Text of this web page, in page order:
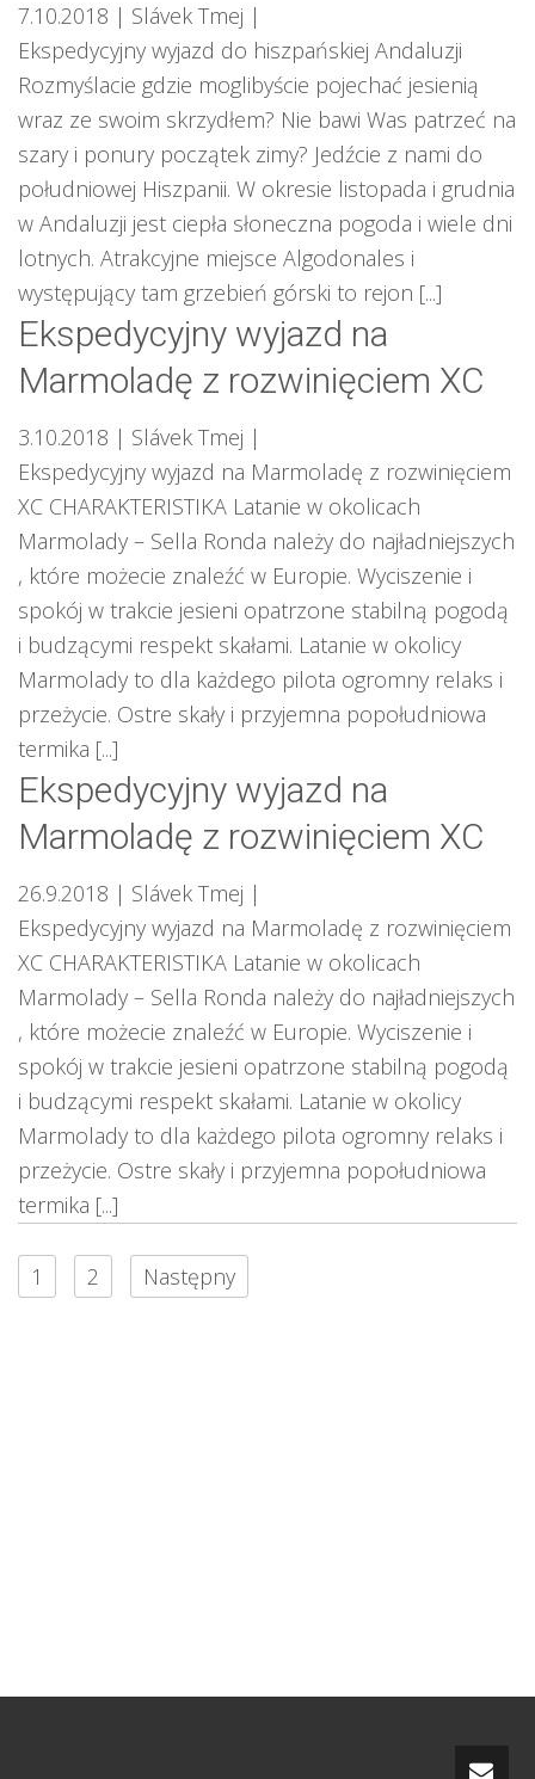
7.10.2018 | Slávek Tmej |
Ekspedycyjny wyjazd do hiszpańskiej Andaluzji
Rozmyślacie gdzie moglibyście pojechać jesienią
wraz ze swoim skrzydłem? Nie bawi Was patrzeć na
szary i ponury początek zimy? Jedźcie z nami do
południowej Hiszpanii. W okresie listopada i grudnia
w Andaluzji jest ciepła słoneczna pogoda i wiele dni
lotnych. Atrakcyjne miejsce Algodonales i
występujący tam grzebień górski to rejon [...]
Ekspedycyjny wyjazd na
Marmoladę z rozwinięciem XC
3.10.2018 | Slávek Tmej |
Ekspedycyjny wyjazd na Marmoladę z rozwinięciem
XC CHARAKTERISTIKA Latanie w okolicach
Marmolady – Sella Ronda należy do najładniejszych
, które możecie znaleźć w Europie. Wyciszenie i
spokój w trakcie jesieni opatrzone stabilną pogodą
i budzącymi respekt skałami. Latanie w okolicy
Marmolady to dla każdego pilota ogromny relaks i
przeżycie. Ostre skały i przyjemna popołudniowa
termika [...]
Ekspedycyjny wyjazd na
Marmoladę z rozwinięciem XC
26.9.2018 | Slávek Tmej |
Ekspedycyjny wyjazd na Marmoladę z rozwinięciem
XC CHARAKTERISTIKA Latanie w okolicach
Marmolady – Sella Ronda należy do najładniejszych
, które możecie znaleźć w Europie. Wyciszenie i
spokój w trakcie jesieni opatrzone stabilną pogodą
i budzącymi respekt skałami. Latanie w okolicy
Marmolady to dla każdego pilota ogromny relaks i
przeżycie. Ostre skały i przyjemna popołudniowa
termika [...]
1 2 Następny